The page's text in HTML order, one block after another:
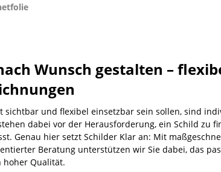
Wunsch gestalten –
sichtbar und flexibel einsetzbar sein sollen, sind
dabei vor der Herausforderung, ein Schild zu
Genau hier setzt Schilder Klar an: Mit
Beratung unterstützen wir Sie dabei, das
hoher Qualität.